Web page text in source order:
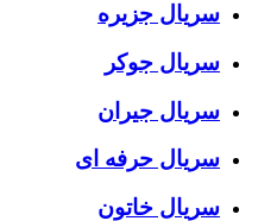
سریال جزیره
سریال جوکر
سریال جیران
سریال حرفه ای
سریال خاتون